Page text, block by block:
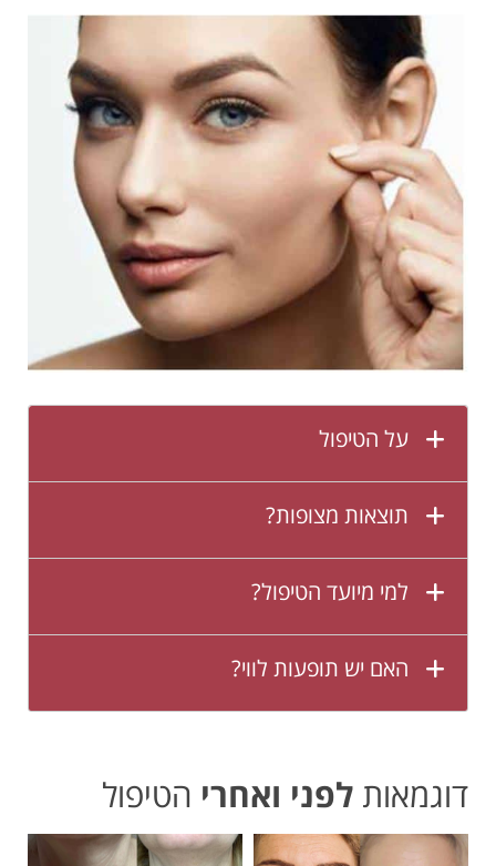
על הטיפול
תוצאות מצופות?
למי מיועד הטיפול?
האם יש תופעות לווי?
דוגמאות לפני ואחרי הטיפול